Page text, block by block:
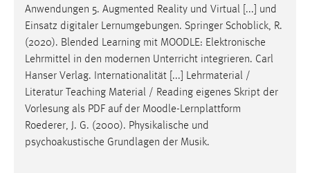
Anwendungen 5. Augmented Reality und Virtual [...] und
Einsatz digitaler Lernumgebungen. Springer Schoblick, R.
(2020). Blended Learning mit MOODLE: Elektronische
Lehrmittel in den modernen Unterricht integrieren. Carl
Hanser Verlag. Internationalität [...] Lehrmaterial /
Literatur Teaching Material / Reading eigenes Skript der
Vorlesung als PDF auf der Moodle-Lernplattform
Roederer, J. G. (2000). Physikalische und
psychoakustische Grundlagen der Musik.